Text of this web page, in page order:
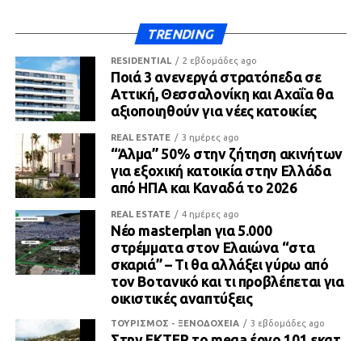
TRENDING
RESIDENTIAL 2 εβδομάδες ago
Ποιά 3 ανενεργά στρατόπεδα σε
Αττική, Θεσσαλονίκη και Αχαΐα θα
αξιοποιηθούν για νέες κατοικίες
REAL ESTATE 3 ημέρες ago
“Άλμα” 50% στην ζήτηση ακινήτων
για εξοχική κατοικία στην Ελλάδα
από ΗΠΑ και Καναδά το 2026
REAL ESTATE 4 ημέρες ago
Νέο masterplan για 5.000
στρέμματα στον Ελαιώνα “στα
σκαριά” – Τι θα αλλάξει γύρω από
τον Βοτανικό και τι προβλέπεται για
οικιστικές αναπτύξεις
ΤΟΥΡΙΣΜΟΣ - ΞΕΝΟΔΟΧΕΙΑ 3 εβδομάδες ago